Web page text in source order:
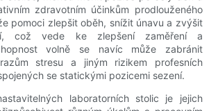
zdravotním účinkům prodlouženého
pomoci zlepšit oběh, snížit únavu a zvýšit
což vede ke zlepšení zaměření a
volně se navíc může zabránit
stresu a jiným rizikem profesních
se statickými pozicemi sezení.
laboratorních stolic je jejich